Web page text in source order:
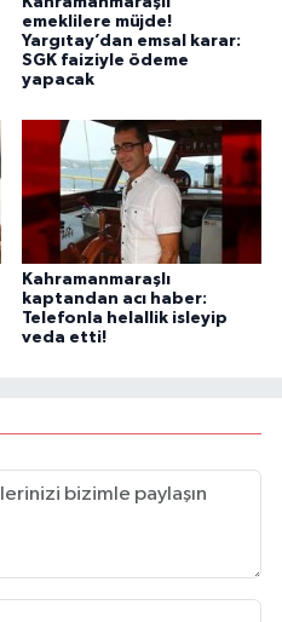
emeklilere müjde!
Yargıtay’dan emsal karar:
SGK faiziyle ödeme
yapacak
Kahramanmaraşlı
kaptandan acı haber:
Telefonla helallik isleyip
veda etti!